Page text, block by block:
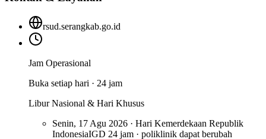
rsud.serangkab.go.id
Jam Operasional
Buka setiap hari · 24 jam
Libur Nasional & Hari Khusus
Senin, 17 Agu 2026 · Hari Kemerdekaan Republik
IndonesiaIGD 24 jam · poliklinik dapat berubah